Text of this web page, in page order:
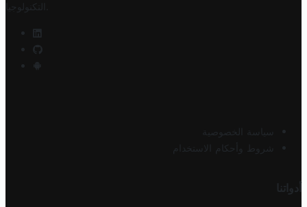
التكنولوجيا
سياسة الخصوصية
شروط وأحكام الاستخدام
أدواتنا